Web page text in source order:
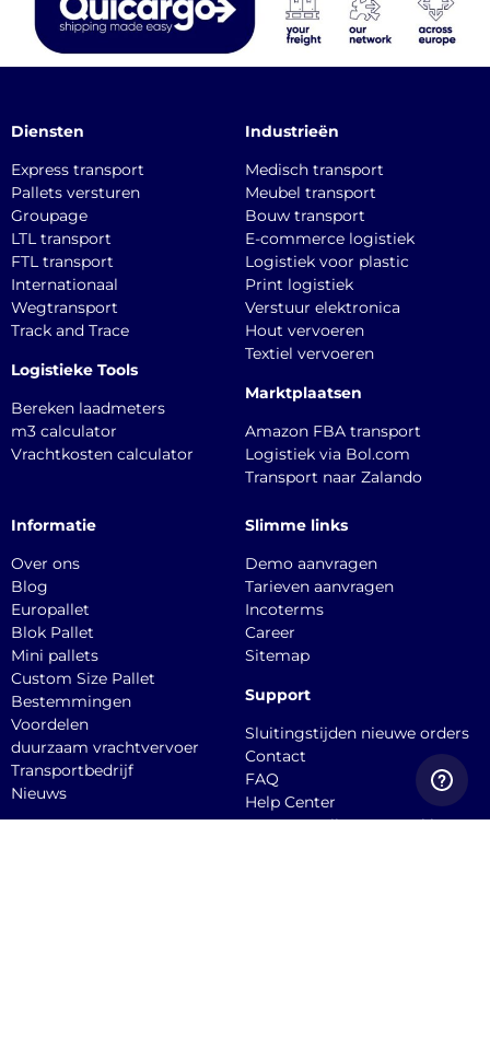
Diensten
Express transport
Pallets versturen
Groupage
LTL transport
FTL transport
Internationaal
Wegtransport
Track and Trace
Logistieke Tools
Bereken laadmeters
m3 calculator
Vrachtkosten calculator
Industrieën
Medisch transport
Meubel transport
Bouw transport
E-commerce logistiek
Logistiek voor plastic
Print logistiek
Verstuur elektronica
Hout vervoeren
Textiel vervoeren
Marktplaatsen
Amazon FBA transport
Logistiek via Bol.com
Transport naar Zalando
Informatie
Over ons
Blog
Europallet
Blok Pallet
Mini pallets
Custom Size Pallet
Bestemmingen
Voordelen
duurzaam vrachtvervoer
Transportbedrijf
Nieuws
Slimme links
Demo aanvragen
Tarieven aanvragen
Incoterms
Career
Sitemap
Support
Sluitingstijden nieuwe orders
Contact
FAQ
Help Center
Hoe een pallet te verpakken